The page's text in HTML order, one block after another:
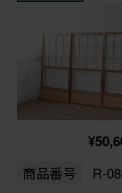
商品番号 R-